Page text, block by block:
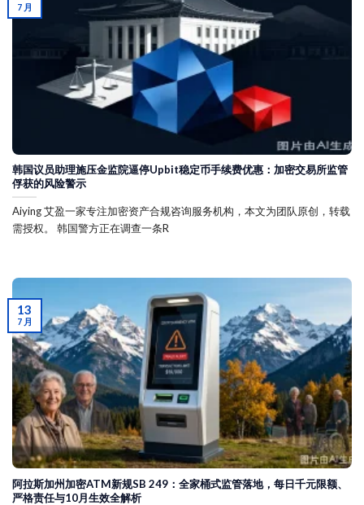
韩国议员助理施压金监院逼停Upbit稳定币手续费优惠：加密交易所监管
俘获的风险警示
Aiying 艾盈一家专注加密资产合规咨询服务机构，本文为团队原创，转载
需授权。 韩国警方正在调查一条R
7 月
阿拉斯加州加密ATM新规SB 249：全家桶式监管落地，每日千元限额、
严格责任与10月生效全解析
13
7 月